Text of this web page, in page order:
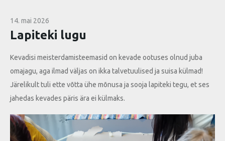
14. mai 2026
Lapiteki lugu
Kevadisi meisterdamisteemasid on kevade ootuses olnud juba
omajagu, aga ilmad väljas on ikka talvetuulised ja suisa külmad!
Järelikult tuli ette võtta ühe mõnusa ja sooja lapiteki tegu, et ses
jahedas kevades päris ära ei külmaks.